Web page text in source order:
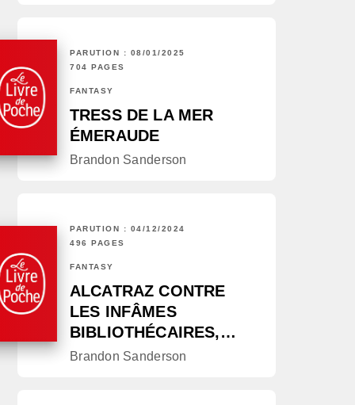
PARUTION : 08/01/2025
704 PAGES
FANTASY
TRESS DE LA MER
ÉMERAUDE
Brandon Sanderson
PARUTION : 04/12/2024
496 PAGES
FANTASY
ALCATRAZ CONTRE
LES INFÂMES
BIBLIOTHÉCAIRES,…
Brandon Sanderson